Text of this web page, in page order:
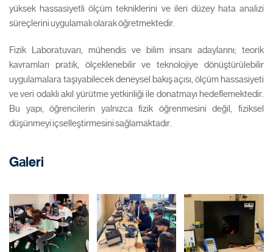
yüksek hassasiyetli ölçüm tekniklerini ve ileri düzey hata analizi
süreçlerini uygulamalı olarak öğretmektedir.
Fizik Laboratuvarı, mühendis ve bilim insanı adaylarını; teorik
kavramları pratik, ölçeklenebilir ve teknolojiye dönüştürülebilir
uygulamalara taşıyabilecek deneysel bakış açısı, ölçüm hassasiyeti
ve veri odaklı akıl yürütme yetkinliği ile donatmayı hedeflemektedir.
Bu yapı, öğrencilerin yalnızca fizik öğrenmesini değil, fiziksel
düşünmeyi içselleştirmesini sağlamaktadır.
Galeri